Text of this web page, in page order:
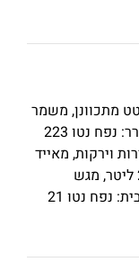
ליטר, טרמוסטט מתכוונן, משמר
מזון עד 12 שעות ללא אספקת חשמל מקרר: נפח נטו 223
וירקות, מאייד
פנימי, תאורה פנימית מקפיא: נפח נטו 26 ליטר, מגש
לקוביות קרח, מנוע פנימי תא לטריות מירבית: נפח נטו 21